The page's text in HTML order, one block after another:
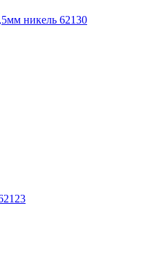
никель 62130